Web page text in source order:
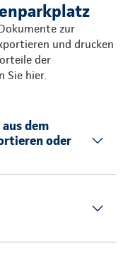
zur
und drucken
der
Sie hier.
dem
oder